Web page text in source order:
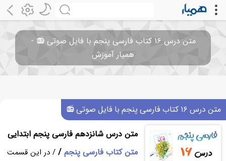
متن درس ۱۶ کتاب فارسی پنجم با فایل صوتی 📻 -
همیار آموزش
متن درس ۱۶ کتاب فارسی پنجم با فایل صوتی 📻
متن درس شانزدهم فارسی پنجم ابتدایی
متن کتاب فارسی پنجم // در این قسمت